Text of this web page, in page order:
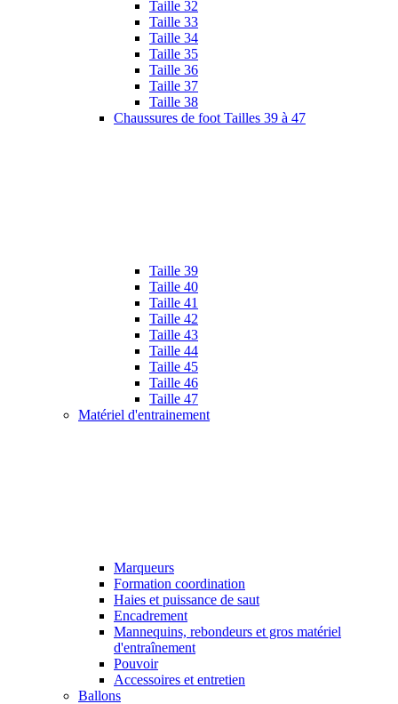
Taille 32
Taille 33
Taille 34
Taille 35
Taille 36
Taille 37
Taille 38
Chaussures de foot Tailles 39 à 47
Taille 39
Taille 40
Taille 41
Taille 42
Taille 43
Taille 44
Taille 45
Taille 46
Taille 47
Matériel d'entrainement
Marqueurs
Formation coordination
Haies et puissance de saut
Encadrement
Mannequins, rebondeurs et gros matériel
d'entraînement
Pouvoir
Accessoires et entretien
Ballons